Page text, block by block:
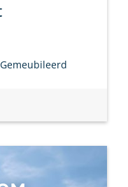
Gemeubileerd